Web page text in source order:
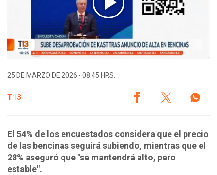
25 DE MARZO DE 2026 - 08:45 HRS.
T13
El 54% de los encuestados considera que el precio
de las bencinas seguirá subiendo, mientras que el
28% aseguró que "se mantendrá alto, pero
estable".